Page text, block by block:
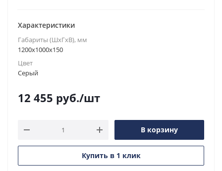
Характеристики
Габариты (ШxГxВ), мм
1200x1000x150
Цвет
Серый
12 455 руб./шт
В корзину
Купить в 1 клик